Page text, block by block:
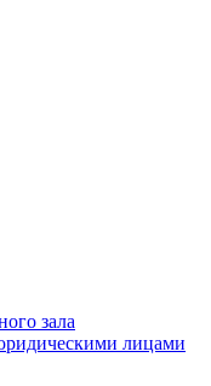
зала
лицами